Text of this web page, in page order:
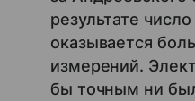
результате
оказывается
измерений.
бы точным ни